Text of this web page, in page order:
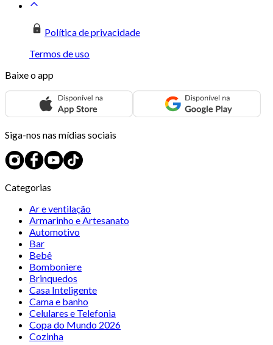
Política de privacidade
Termos de uso
Baixe o app
Siga-nos nas mídias sociais
Categorias
Ar e ventilação
Armarinho e Artesanato
Automotivo
Bar
Bebê
Bomboniere
Brinquedos
Casa Inteligente
Cama e banho
Celulares e Telefonia
Copa do Mundo 2026
Cozinha